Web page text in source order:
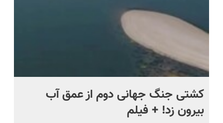
کشتی‌ جنگ جهانی دوم از عمق آب
بیرون زد! + فیلم